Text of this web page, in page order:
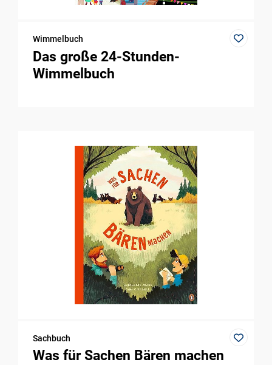
Wimmelbuch
Das große 24-Stunden-
Wimmelbuch
Sachbuch
Was für Sachen Bären machen